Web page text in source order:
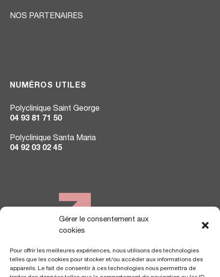
Gérer le consentement aux
cookies
Pour offrir les meilleures expériences, nous utilisons des technologies
telles que les cookies pour stocker et/ou accéder aux informations des
appareils. Le fait de consentir à ces technologies nous permettra de
NOS PARTENAIRES
NUMÉROS UTILES
Polyclinique Saint George
04 93 81 71 50
Polyclinique Santa Maria
04 92 03 02 45